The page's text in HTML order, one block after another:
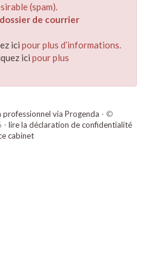
(spam).
de courrier
ici pour plus d’informations.
ici pour plus
via Progenda - ©
- lire la déclaration de confidentialité
cabinet